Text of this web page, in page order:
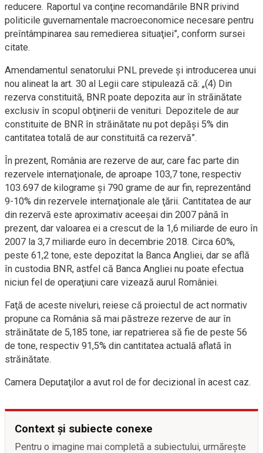
reducere. Raportul va conţine recomandările BNR privind
politicile guvernamentale macroeconomice necesare pentru
preîntâmpinarea sau remedierea situaţiei”, conform sursei
citate.
Amendamentul senatorului PNL prevede şi introducerea unui
nou alineat la art. 30 al Legii care stipulează că: „(4) Din
rezerva constituită, BNR poate depozita aur în străinătate
exclusiv în scopul obţinerii de venituri. Depozitele de aur
constituite de BNR în străinătate nu pot depăşi 5% din
cantitatea totală de aur constituită ca rezervă”.
În prezent, România are rezerve de aur, care fac parte din
rezervele internaţionale, de aproape 103,7 tone, respectiv
103.697 de kilograme şi 790 grame de aur fin, reprezentând
9-10% din rezervele internaţionale ale ţării. Cantitatea de aur
din rezervă este aproximativ aceeşai din 2007 până în
prezent, dar valoarea ei a crescut de la 1,6 miliarde de euro în
2007 la 3,7 miliarde euro în decembrie 2018. Circa 60%,
peste 61,2 tone, este depozitat la Banca Angliei, dar se află
în custodia BNR, astfel că Banca Angliei nu poate efectua
niciun fel de operaţiuni care vizează aurul României.
Faţă de aceste niveluri, reiese că proiectul de act normativ
propune ca România să mai păstreze rezerve de aur în
străinătate de 5,185 tone, iar repatrierea să fie de peste 56
de tone, respectiv 91,5% din cantitatea actuală aflată în
străinătate.
Camera Deputaţilor a avut rol de for decizional în acest caz.
Context și subiecte conexe
Pentru o imagine mai completă a subiectului, urmărește